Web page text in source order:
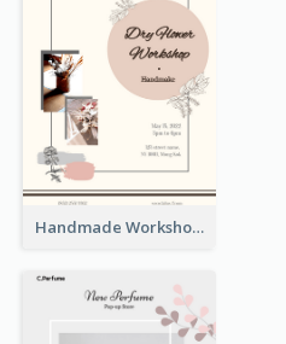
Handmade Workshop Poster